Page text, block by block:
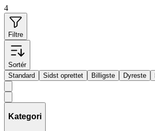
4
Filtre
Sortér
Standard
Sidst oprettet Billigste Dyreste
Kategori